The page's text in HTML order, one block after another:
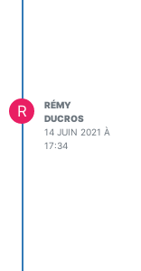
R
RÉMY
DUCROS
14 JUIN 2021 À
17:34